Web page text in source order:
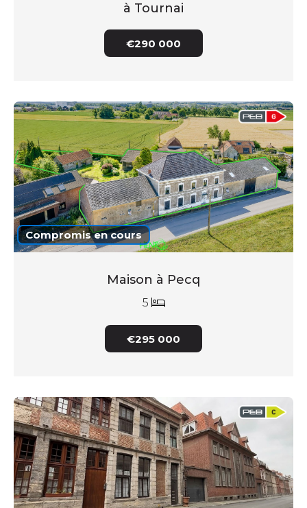
à Tournai
€290 000
Compromis en cours
Maison à Pecq
5
€295 000